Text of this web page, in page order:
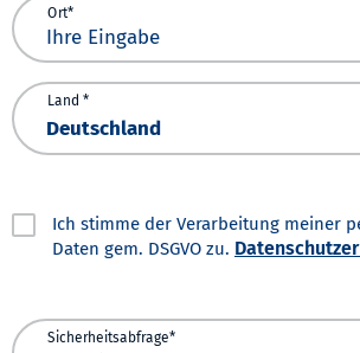
Ort*
Land *
Ich stimme der Verarbeitung meiner
Daten gem. DSGVO zu.
Sicherheitsabfrage*